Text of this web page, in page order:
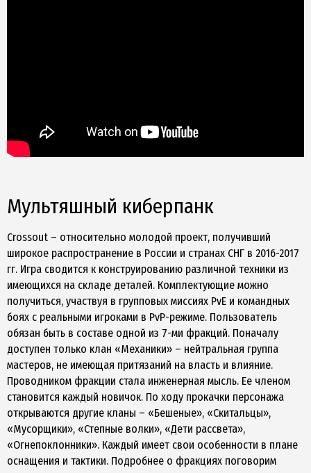
Мультяшный киберпанк
Crossout – относительно молодой проект, получивший
широкое распространение в России и странах СНГ в 2016-2017
гг. Игра сводится к конструированию различной техники из
имеющихся на складе деталей. Комплектующие можно
получиться, участвуя в групповых миссиях PvE и командных
боях с реальными игроками в PvP-режиме. Пользователь
обязан быть в составе одной из 7-ми фракций. Поначалу
доступен только клан «Механики» – нейтральная группа
мастеров, не имеющая притязаний на власть и влияние.
Проводником фракции стала инженерная мысль. Ее членом
становится каждый новичок. По ходу прокачки персонажа
открываются другие кланы – «Бешеные», «Скитальцы»,
«Мусорщики», «Степные волки», «Дети рассвета»,
«Огнепоклонники». Каждый имеет свои особенности в плане
оснащения и тактики. Подробнее о фракциях поговорим